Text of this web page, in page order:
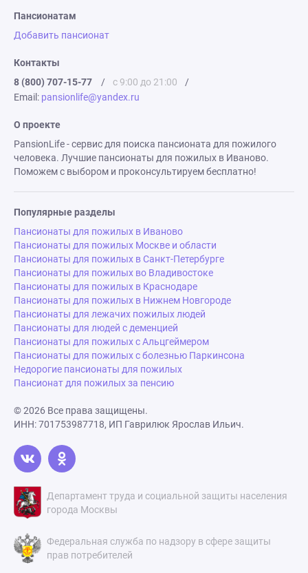
Пансионатам
Добавить пансионат
Контакты
8 (800) 707-15-77
/ с 9:00 до 21:00
/
Email: pansionlife@yandex.ru
О проекте
PansionLife - сервис для поиска пансионата для пожилого
человека. Лучшие пансионаты для пожилых в Иваново.
Поможем с выбором и проконсультируем бесплатно!
Популярные разделы
Пансионаты для пожилых в Иваново
Пансионаты для пожилых Москве и области
Пансионаты для пожилых в Санкт-Петербурге
Пансионаты для пожилых во Владивостоке
Пансионаты для пожилых в Краснодаре
Пансионаты для пожилых в Нижнем Новгороде
Пансионаты для лежачих пожилых людей
Пансионаты для людей с деменцией
Пансионаты для пожилых с Альцгеймером
Пансионаты для пожилых с болезнью Паркинсона
Недорогие пансионаты для пожилых
Пансионат для пожилых за пенсию
© 2026 Все права защищены.
ИНН: 701753987718, ИП Гаврилюк Ярослав Ильич.
Департамент труда и социальной защиты населения
города Москвы
Федеральная служба по надзору в сфере защиты
прав потребителей